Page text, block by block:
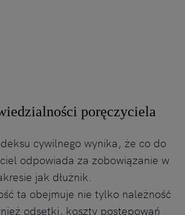
poręczyciela
cywilnego wynika, że co do
odpowiada za zobowiązanie w
jak dłużnik.
ta obejmuje nie tylko należność
odsetki, koszty postępowań